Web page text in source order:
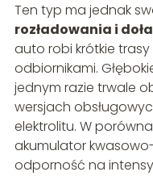
Ten typ ma jednak
rozładowania i
auto robi krótkie trasy
odbiornikami.
jednym razie trwale
wersjach
elektrolitu. W
akumulator
odporność na